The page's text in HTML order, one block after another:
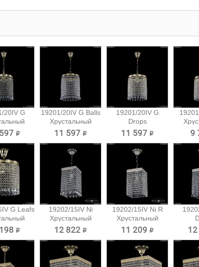
20IV G
₽
19201/20IV G Balls
Хрустальный
подвес...
11 597 ₽
19201/20IV G
Drops
Хрустальный
11 597 ₽ 9
G Leafs
₽
19202/15IV Ni
Хрустальный
подвес...
12 822 ₽
19202/15IV Ni R
Хрустальный
подвес...
11 209 ₽ 12